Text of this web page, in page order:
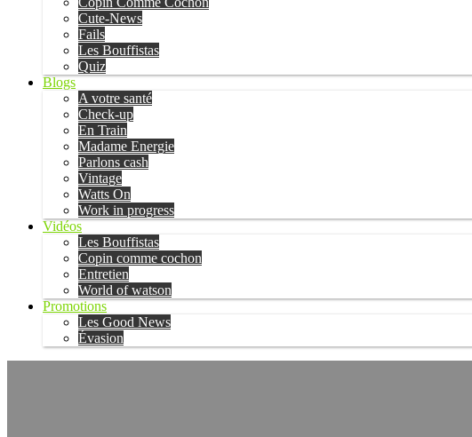
Cute-News
Fails
Les Bouffistas
Quiz
Blogs
A votre santé
Check-up
En Train
Madame Energie
Parlons cash
Vintage
Watts On
Work in progress
Vidéos
Les Bouffistas
Copin comme cochon
Entretien
World of watson
Promotions
Les Good News
Évasion